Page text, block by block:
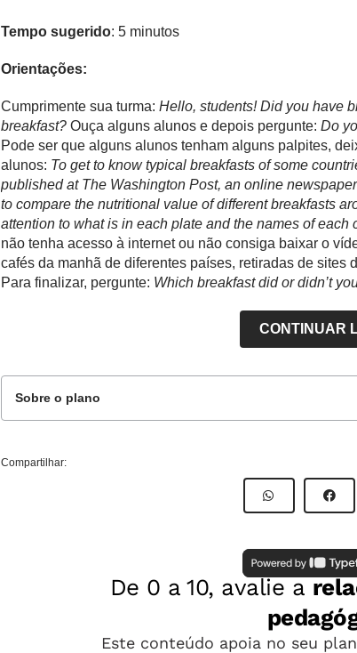
Tempo sugerido: 5 minutos
Orientações:
Cumprimente sua turma: Hello, students! Did you have
breakfast? Ouça alguns alunos e depois pergunte: Do
Pode ser que alguns alunos tenham alguns palpites,
alunos: To get to know typical breakfasts of some
published at The Washington Post, an online
to compare the nutritional value of different breakfasts
attention to what is in each plate and the names of each
não tenha acesso à internet ou não consiga baixar o
cafés da manhã de diferentes países, retiradas de sites
Para finalizar, pergunte: Which breakfast did or didn’t
CONTINUAR
Sobre o plano
Contents
INPUT: An informative text about the importance of
Habilidade da Base Nacional Comum Curricular
(EF07LI10) Escolher, em ambientes virtuais, textos em
estudos/pesquisas escolares.
Compartilhar: